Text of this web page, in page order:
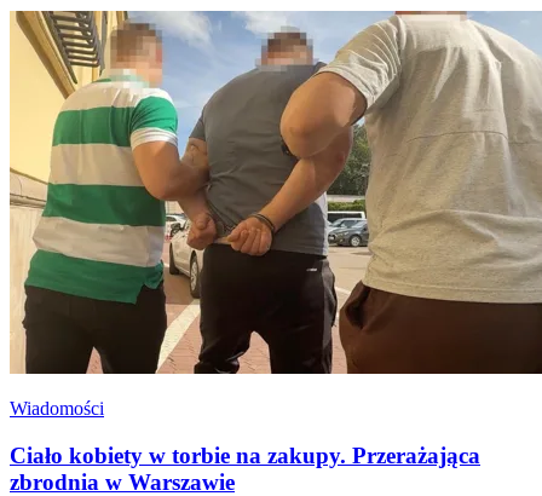
Wiadomości
Ciało kobiety w torbie na zakupy. Przerażająca
zbrodnia w Warszawie